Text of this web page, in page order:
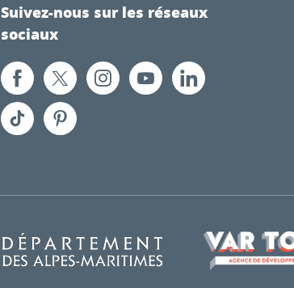
Suivez-nous sur les réseaux
sociaux